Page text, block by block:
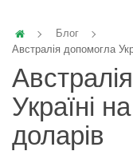
Блог
Австралія допомогла
Україні
доларів